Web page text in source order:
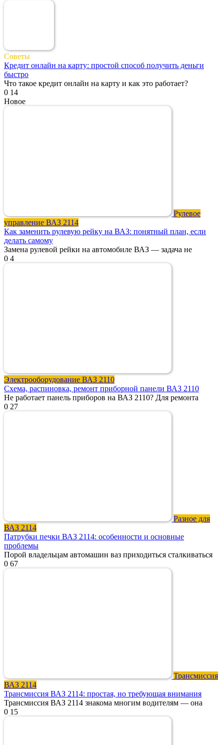
Советы
Кредит онлайн на карту: простой способ получить деньги
быстро
Что такое кредит онлайн на карту и как это работает?
0 14
Новое
Рулевое
управление ВАЗ 2114
Как заменить рулевую рейку на ВАЗ: понятный план, если
делать самому
Замена рулевой рейки на автомобиле ВАЗ — задача не
0 4
Электрооборудование ВАЗ 2110
Схема, распиновка, ремонт приборной панели ВАЗ 2110
Не работает панель приборов на ВАЗ 2110? Для ремонта
0 27
Разное для
ВАЗ 2114
Патрубки печки ВАЗ 2114: особенности и основные
проблемы
Порой владельцам автомашин ваз приходиться сталкиваться
0 67
Трансмиссия
ВАЗ 2114
Трансмиссия ВАЗ 2114: простая, но требующая внимания
Трансмиссия ВАЗ 2114 знакома многим водителям — она
0 15